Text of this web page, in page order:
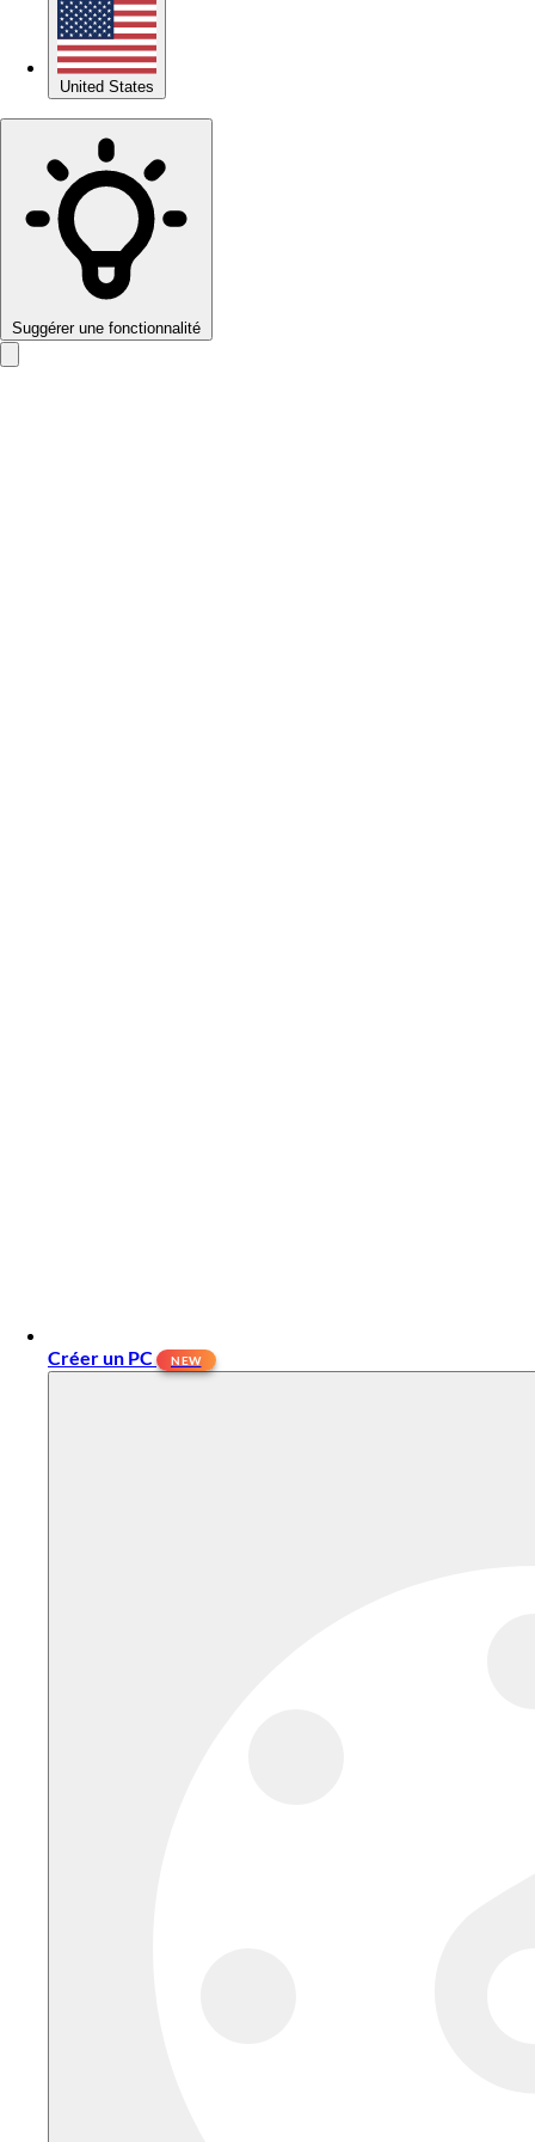
United States
Suggérer une fonctionnalité
Créer un PC NEW